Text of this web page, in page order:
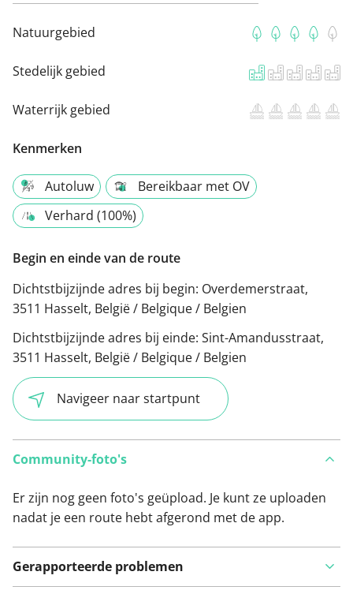
Natuurgebied
Stedelijk gebied
Waterrijk gebied
Kenmerken
Autoluw
Bereikbaar met OV
Verhard (100%)
Begin en einde van de route
Dichtstbijzijnde adres bij begin: Overdemerstraat,
3511 Hasselt, België / Belgique / Belgien
Dichtstbijzijnde adres bij einde: Sint-Amandusstraat,
3511 Hasselt, België / Belgique / Belgien
Navigeer naar startpunt
Community-foto's
Er zijn nog geen foto's geüpload. Je kunt ze uploaden
nadat je een route hebt afgerond met de app.
Gerapporteerde problemen